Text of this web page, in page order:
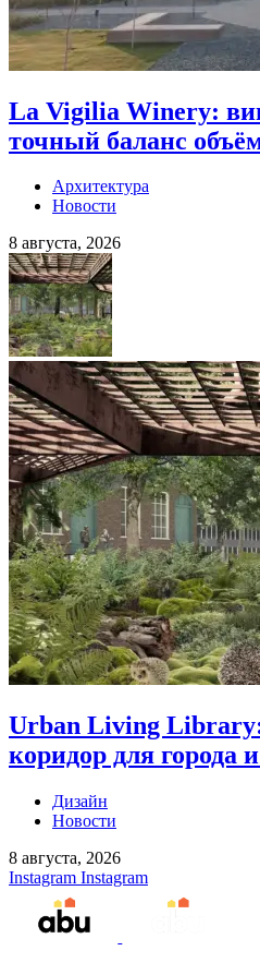
La Vigilia Winery:
точный баланс
Архитектура
Новости
8 августа, 2026
Urban Living
коридор для города
Дизайн
Новости
8 августа, 2026
Instagram Instagram